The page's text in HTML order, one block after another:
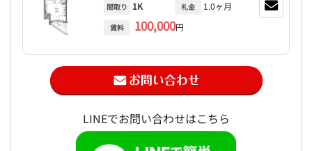
間取り 1K
賃料 100,000円
礼金 1.0ヶ月
LINEでお問い合わせはこちら